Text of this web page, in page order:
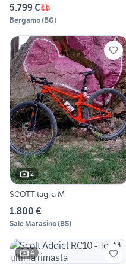
5.799 €
Bergamo(BG)
2
SCOTT taglia M
1.800 €
Sale Marasino(BS)
4